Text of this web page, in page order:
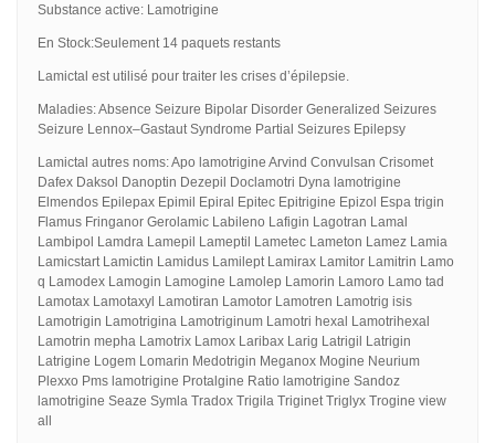
Substance active: Lamotrigine
En Stock:Seulement 14 paquets restants
Lamictal est utilisé pour traiter les crises d’épilepsie.
Maladies: Absence Seizure Bipolar Disorder Generalized Seizures
Seizure Lennox–Gastaut Syndrome Partial Seizures Epilepsy
Lamictal autres noms: Apo lamotrigine Arvind Convulsan Crisomet
Dafex Daksol Danoptin Dezepil Doclamotri Dyna lamotrigine
Elmendos Epilepax Epimil Epiral Epitec Epitrigine Epizol Espa trigin
Flamus Fringanor Gerolamic Labileno Lafigin Lagotran Lamal
Lambipol Lamdra Lamepil Lameptil Lametec Lameton Lamez Lamia
Lamicstart Lamictin Lamidus Lamilept Lamirax Lamitor Lamitrin Lamo
q Lamodex Lamogin Lamogine Lamolep Lamorin Lamoro Lamo tad
Lamotax Lamotaxyl Lamotiran Lamotor Lamotren Lamotrig isis
Lamotrigin Lamotrigina Lamotriginum Lamotri hexal Lamotrihexal
Lamotrin mepha Lamotrix Lamox Laribax Larig Latrigil Latrigin
Latrigine Logem Lomarin Medotrigin Meganox Mogine Neurium
Plexxo Pms lamotrigine Protalgine Ratio lamotrigine Sandoz
lamotrigine Seaze Symla Tradox Trigila Triginet Triglyx Trogine view
all